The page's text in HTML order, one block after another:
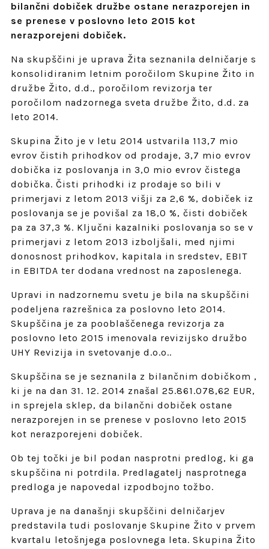
bilančni dobiček družbe ostane nerazporejen in
se prenese v poslovno leto 2015 kot
nerazporejeni dobiček.
Na skupščini je uprava Žita seznanila delničarje s
konsolidiranim letnim poročilom Skupine Žito in
družbe Žito, d.d., poročilom revizorja ter
poročilom nadzornega sveta družbe Žito, d.d. za
leto 2014.
Skupina Žito je v letu 2014 ustvarila 113,7 mio
evrov čistih prihodkov od prodaje, 3,7 mio evrov
dobička iz poslovanja in 3,0 mio evrov čistega
dobička. Čisti prihodki iz prodaje so bili v
primerjavi z letom 2013 višji za 2,6 %, dobiček iz
poslovanja se je povišal za 18,0 %, čisti dobiček
pa za 37,3 %. Ključni kazalniki poslovanja so se v
primerjavi z letom 2013 izboljšali, med njimi
donosnost prihodkov, kapitala in sredstev, EBIT
in EBITDA ter dodana vrednost na zaposlenega.
Upravi in nadzornemu svetu je bila na skupščini
podeljena razrešnica za poslovno leto 2014.
Skupščina je za pooblaščenega revizorja za
poslovno leto 2015 imenovala revizijsko družbo
UHY Revizija in svetovanje d.o.o..
Skupščina se je seznanila z bilančnim dobičkom ,
ki je na dan 31. 12. 2014 znašal 25.861.078,62 EUR,
in sprejela sklep, da bilančni dobiček ostane
nerazporejen in se prenese v poslovno leto 2015
kot nerazporejeni dobiček.
Ob tej točki je bil podan nasprotni predlog, ki ga
skupščina ni potrdila. Predlagatelj nasprotnega
predloga je napovedal izpodbojno tožbo.
Uprava je na današnji skupščini delničarjev
predstavila tudi poslovanje Skupine Žito v prvem
kvartalu letošnjega poslovnega leta. Skupina Žito